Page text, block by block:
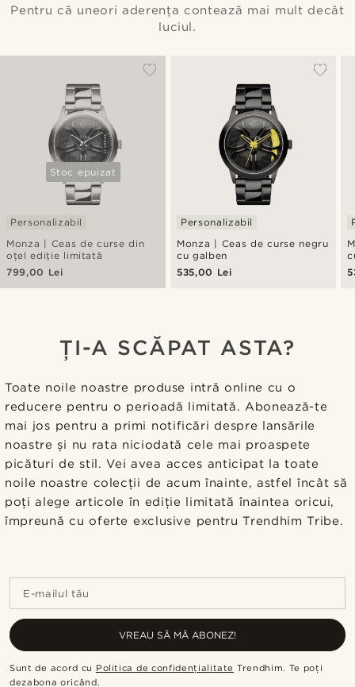
Pentru că uneori aderența contează mai mult decât
luciul.
Stoc epuizat
Monza | Ceas de curse din
oțel ediție limitată
Personalizabil
799,00 Lei
Monza | Ceas de curse negru
cu galben
Personalizabil
535,00 Lei
ȚI-A SCĂPAT ASTA?
Toate noile noastre produse intră online cu o
reducere pentru o perioadă limitată. Abonează-te
mai jos pentru a primi notificări despre lansările
noastre și nu rata niciodată cele mai proaspete
picături de stil. Vei avea acces anticipat la toate
noile noastre colecții de acum înainte, astfel încât să
poți alege articole în ediție limitată înaintea oricui,
împreună cu oferte exclusive pentru Trendhim Tribe.
E-mailul tău
VREAU SĂ MĂ ABONEZ!
Sunt de acord cu Politica de confidențialitate Trendhim. Te poți
dezabona oricând.